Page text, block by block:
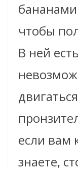
бананами
чтобы
В ней
если вам
знаете,